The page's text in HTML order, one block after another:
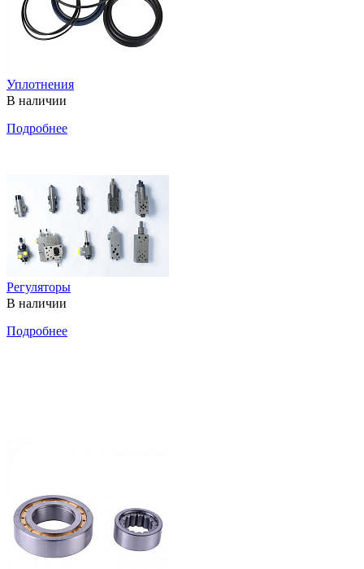
Уплотнения
В наличии
Подробнее
Регуляторы
В наличии
Подробнее